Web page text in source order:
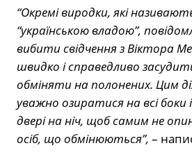
“Окремі виродки, які
“українською владою”,
вибити свідчення з Віктора
швидко і справедливо
обміняти на полонених. Цим
уважно озиратися на всі боки
двері на ніч, щоб самим не
осіб, що обмінюються”, –